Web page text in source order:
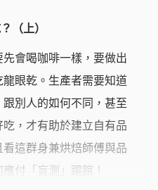
（上）
會喝咖啡一樣，要做出
眼乾。生產者需要知道
別人的如何不同，甚至
，才有助於建立自有品
這群身兼烘焙師傅與品
付「盲測」踢館！